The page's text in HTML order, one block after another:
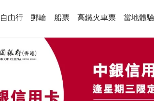
自由行 郵輪 船票 高鐵火車票 當地體驗